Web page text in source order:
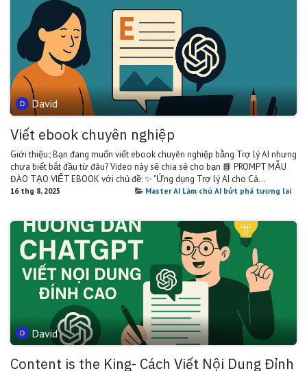
David
Viết ebook chuyên nghiệp
Giới thiệu:; Bạn đang muốn viết ebook chuyên nghiệp bằng Trợ lý AI nhưng
chưa biết bắt đầu từ đâu? Video này sẽ chia sẻ cho bạn 📘 PROMPT MẪU
ĐÀO TẠO VIẾT EBOOK với chủ đề: ✨ "Ứng dụng Trợ lý AI cho Cá...
16 thg 8, 2025 Master AI Làm chủ AI bứt phá tương lai
David
Content is the King- Cách Viết Nội Dung Đỉnh